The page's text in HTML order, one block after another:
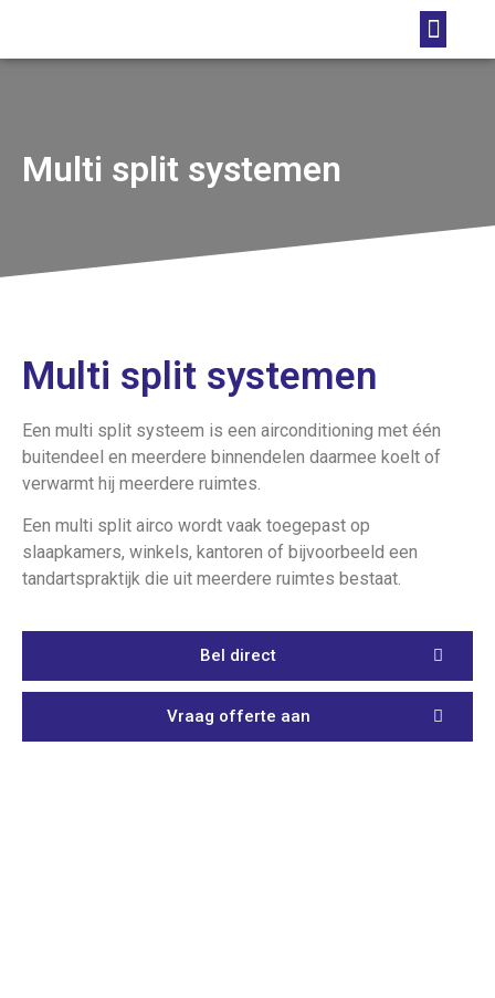
Multi split systemen
Multi split systemen
Een multi split systeem is een airconditioning met één
buitendeel en meerdere binnendelen daarmee koelt of
verwarmt hij meerdere ruimtes.
Een multi split airco wordt vaak toegepast op
slaapkamers, winkels, kantoren of bijvoorbeeld een
tandartspraktijk die uit meerdere ruimtes bestaat.
Bel direct
Vraag offerte aan